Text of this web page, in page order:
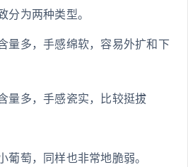
分为两种类型。
量多，手感绵软，容易外扩和下
量多，手感瓷实，比较挺拔
葡萄，同样也非常地脆弱。